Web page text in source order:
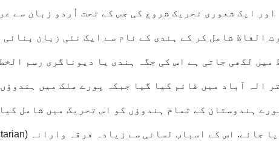
اور ایک شعوری تحریک شروع کی جس کے تحت اُردو زبان سے
الفاظ شامل کر کے ہندی کے نام سے ایک نئی زبان بنائی
میں لکھی جاتی ہے اس کی جگہ ہندی یا دیوناگری رسم الخط
الہ آباد میں قائم کیا گیا جبکہ پورے ملک میں
ہندوستان کے تمام ہندوؤں کو اس تحریک میں شامل کیا